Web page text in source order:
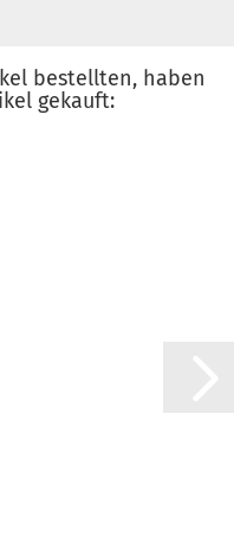
bestellten, haben
gekauft: